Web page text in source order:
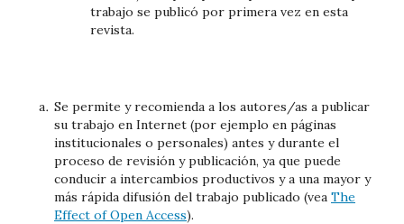
trabajo se publicó por primera vez en esta
revista.
Se permite y recomienda a los autores/as a publicar
su trabajo en Internet (por ejemplo en páginas
institucionales o personales) antes y durante el
proceso de revisión y publicación, ya que puede
conducir a intercambios productivos y a una mayor y
más rápida difusión del trabajo publicado (vea The
Effect of Open Access).